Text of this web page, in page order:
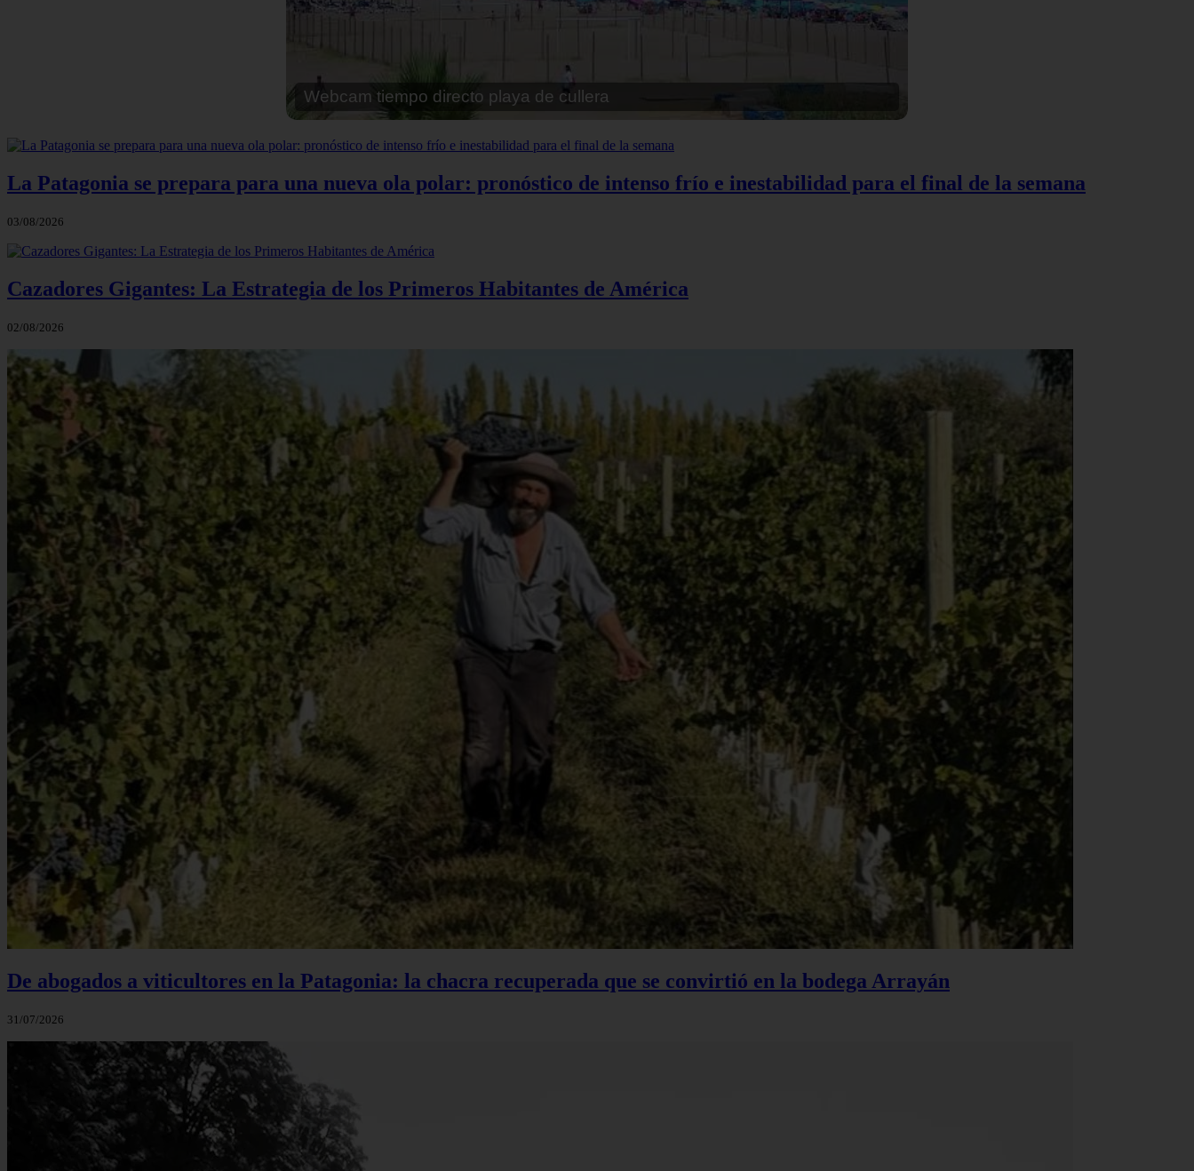
Webcam calpe playa fossa
La Patagonia se prepara para una nueva ola polar: pronóstico de intenso frío e inestabilidad para el final de la semana
03/08/2026
Cazadores Gigantes: La Estrategia de los Primeros Habitantes de América
02/08/2026
De abogados a viticultores en la Patagonia: la chacra recuperada que se convirtió en la bodega Arrayán
31/07/2026